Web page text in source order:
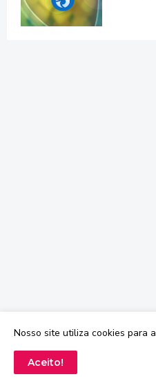
Nosso site utiliza cookies para
Aceito!